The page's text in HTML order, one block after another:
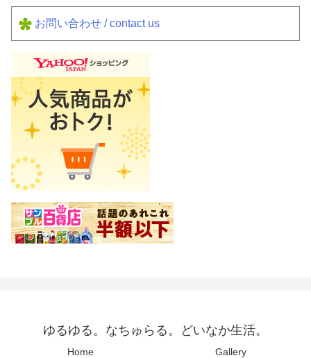
お問い合わせ / contact us
ゆるゆる。なちゅらる。どいなか生活。
Home Gallery